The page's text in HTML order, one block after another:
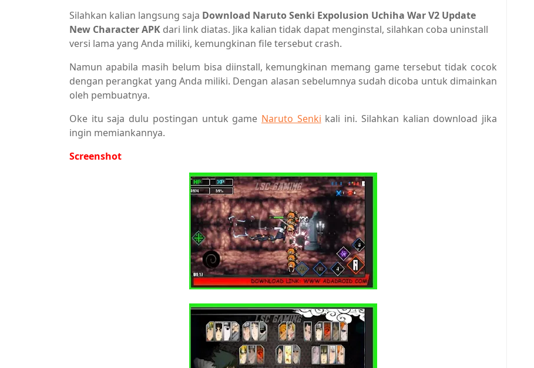
Silahkan kalian langsung saja Download Naruto Senki Expolusion Uchiha War V2 Update
New Character APK dari link diatas. Jika kalian tidak dapat menginstal, silahkan coba uninstall
versi lama yang Anda miliki, kemungkinan file tersebut crash.
Namun apabila masih belum bisa diinstall, kemungkinan memang game tersebut tidak cocok
dengan perangkat yang Anda miliki. Dengan alasan sebelumnya sudah dicoba untuk dimainkan
oleh pembuatnya.
Oke itu saja dulu postingan untuk game Naruto Senki kali ini. Silahkan kalian download jika
ingin memiankannya.
Screenshot